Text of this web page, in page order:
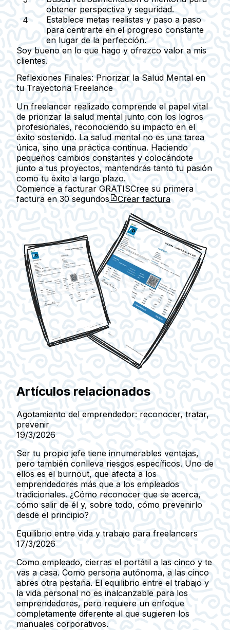
obtener perspectiva y seguridad.
Establece metas realistas y paso a paso
para centrarte en el progreso constante
en lugar de la perfección.
Soy bueno en lo que hago y ofrezco valor a mis
clientes.
Reflexiones Finales: Priorizar la Salud Mental en
tu Trayectoria Freelance
Un freelancer realizado comprende el papel vital
de priorizar la salud mental junto con los logros
profesionales, reconociendo su impacto en el
éxito sostenido. La salud mental no es una tarea
única, sino una práctica continua. Haciendo
pequeños cambios constantes y colocándote
junto a tus proyectos, mantendrás tanto tu pasión
como tu éxito a largo plazo.
Comience a facturar GRATISCree su primera
factura en 30 segundos Crear factura
Artículos relacionados
Agotamiento del emprendedor: reconocer, tratar,
prevenir
19/3/2026
Ser tu propio jefe tiene innumerables ventajas,
pero también conlleva riesgos específicos. Uno de
ellos es el burnout, que afecta a los
emprendedores más que a los empleados
tradicionales. ¿Cómo reconocer que se acerca,
cómo salir de él y, sobre todo, cómo prevenirlo
desde el principio?
Equilibrio entre vida y trabajo para freelancers
17/3/2026
Como empleado, cierras el portátil a las cinco y te
vas a casa. Como persona autónoma, a las cinco
abres otra pestaña. El equilibrio entre el trabajo y
la vida personal no es inalcanzable para los
emprendedores, pero requiere un enfoque
completamente diferente al que sugieren los
manuales corporativos.